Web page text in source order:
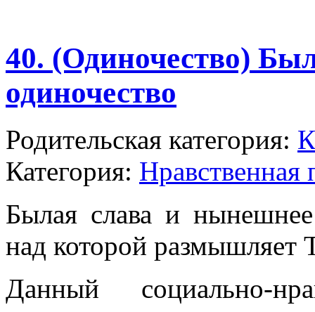
40. (Одиночество)
одиночество
Родительская категория:
Категория: Нравственная
Былая слава и
над которой размышляет
Данный социально-